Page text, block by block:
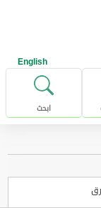
English
ابحث